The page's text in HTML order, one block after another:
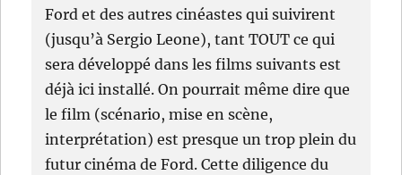
Ford et des autres cinéastes qui suivirent
(jusqu’à Sergio Leone), tant TOUT ce qui
sera développé dans les films suivants est
déjà ici installé. On pourrait même dire que
le film (scénario, mise en scène,
interprétation) est presque un trop plein du
futur cinéma de Ford. Cette diligence du